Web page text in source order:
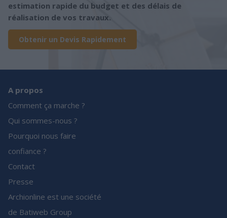
estimation rapide du budget et des délais de
réalisation de vos travaux.
Obtenir un Devis Rapidement
A propos
Comment ça marche ?
Qui sommes-nous ?
Pourquoi nous faire
confiance ?
Contact
Presse
Archionline est une société
de Batiweb Group